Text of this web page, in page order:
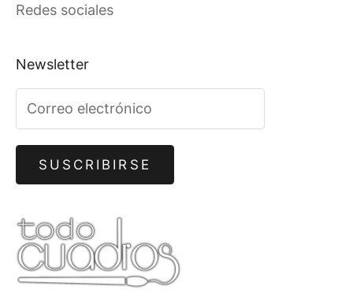
Redes sociales
Newsletter
SUSCRIBIRSE